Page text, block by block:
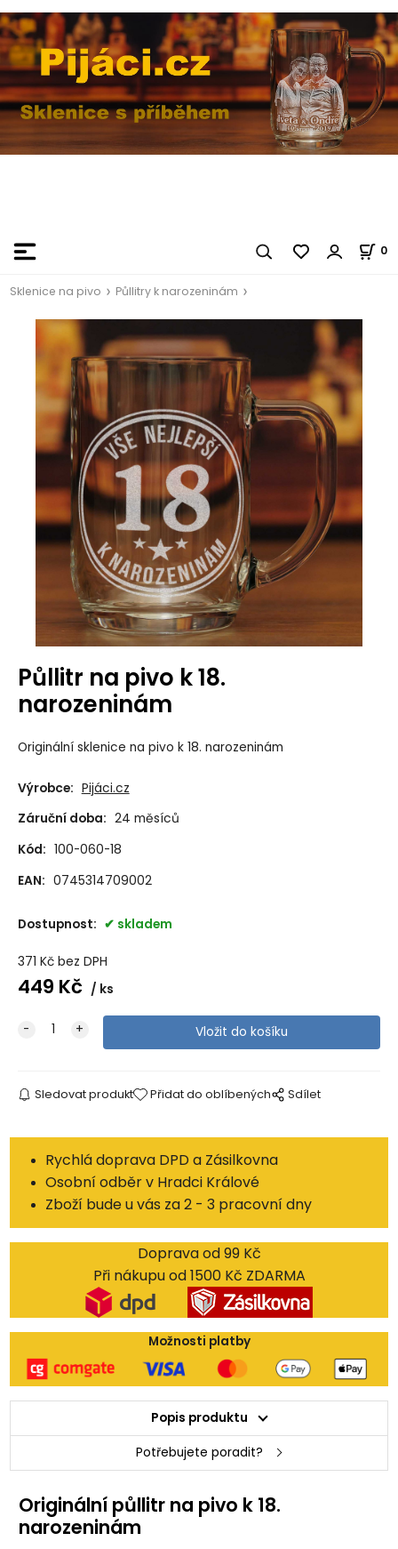
0
Sklenice na pivo Půllitry k narozeninám
Půllitr na pivo k 18.
narozeninám
Originální sklenice na pivo k 18. narozeninám
Výrobce: Pijáci.cz
Záruční doba: 24 měsíců
Kód: 100-060-18
EAN: 0745314709002
Dostupnost: skladem
371 Kč bez DPH
449 Kč ks
Sledovat produkt Přidat do oblíbených Sdílet
Rychlá doprava DPD a Zásilkovna
Osobní odběr v Hradci Králové
Zboží bude u vás za 2 - 3 pracovní dny
Doprava od 99 Kč
Při nákupu od 1500 Kč ZDARMA
Možnosti platby
Popis produktu
Potřebujete poradit?
Originální půllitr na pivo k 18.
narozeninám